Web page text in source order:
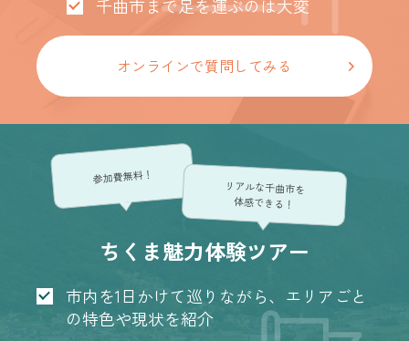
千曲市まで足を運ぶのは大変
オンラインで質問してみる
参加費無料！
リアルな千曲市を
体感できる！
ちくま魅力体験ツアー
市内を1日かけて巡りながら、エリアごと
の特色や現状を紹介